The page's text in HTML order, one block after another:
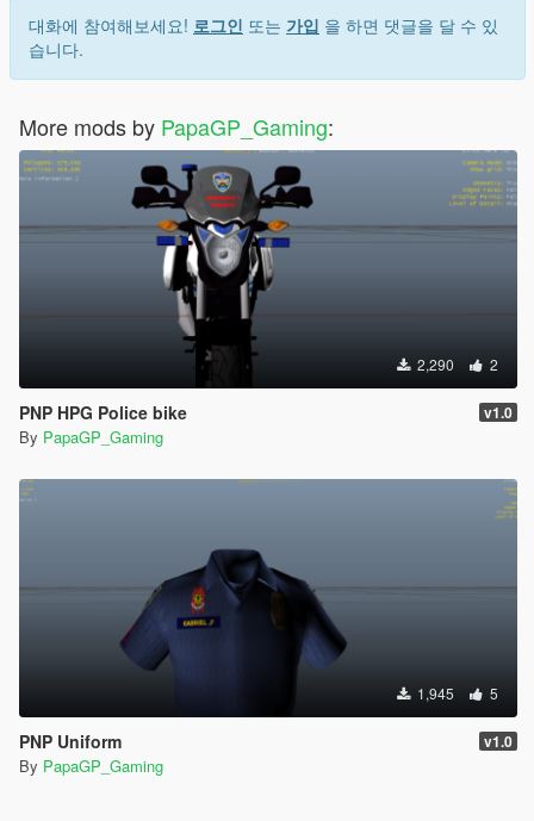
대화에 참여해보세요! 로그인 또는 가입 을 하면 댓글을 달 수 있
습니다.
More mods by PapaGP_Gaming:
2,290 2
PNP HPG Police bike v1.0
By PapaGP_Gaming
1,945 5
PNP Uniform v1.0
By PapaGP_Gaming